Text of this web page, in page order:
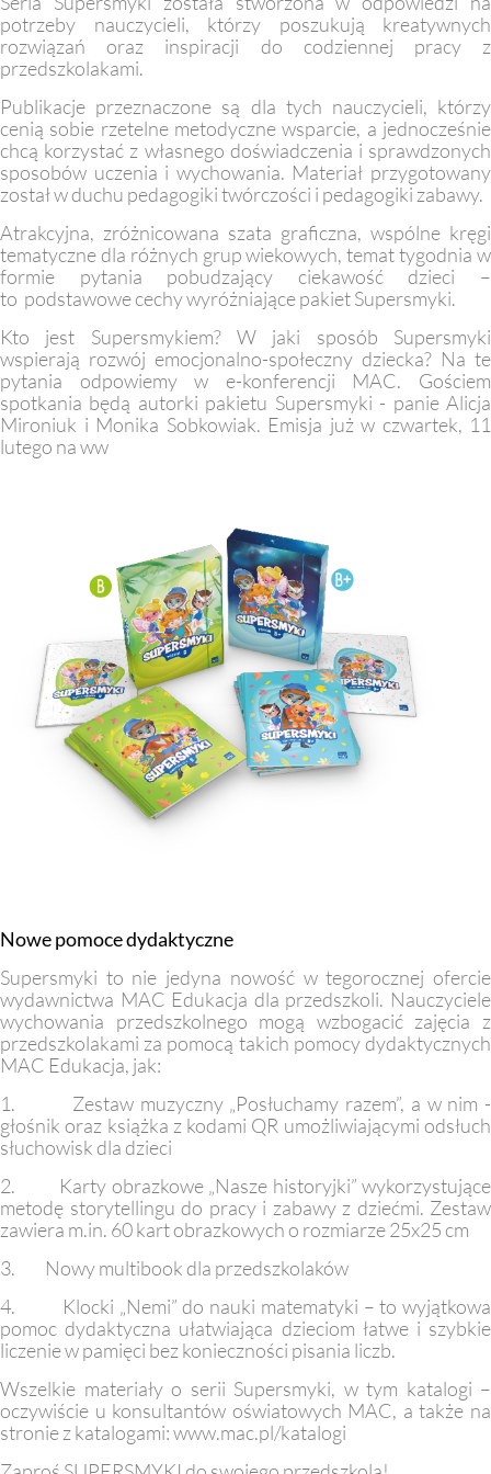
potrzeby nauczycieli, którzy poszukują kreatywnych
rozwiązań oraz inspiracji do codziennej pracy z
przedszkolakami.
Publikacje przeznaczone są dla tych nauczycieli, którzy
cenią sobie rzetelne metodyczne wsparcie, a jednocześnie
chcą korzystać z własnego doświadczenia i sprawdzonych
sposobów uczenia i wychowania. Materiał przygotowany
został w duchu pedagogiki twórczości i pedagogiki zabawy.
Atrakcyjna, zróżnicowana szata graficzna, wspólne kręgi
tematyczne dla różnych grup wiekowych, temat tygodnia w
formie pytania pobudzający ciekawość dzieci –
to podstawowe cechy wyróżniające pakiet Supersmyki.
Kto jest Supersmykiem? W jaki sposób Supersmyki
wspierają rozwój emocjonalno-społeczny dziecka? Na te
pytania odpowiemy w e-konferencji MAC. Gościem
spotkania będą autorki pakietu Supersmyki - panie Alicja
Mironiuk i Monika Sobkowiak. Emisja już w czwartek, 11
lutego na ww
Nowe pomoce dydaktyczne
Supersmyki to nie jedyna nowość w tegorocznej ofercie
wydawnictwa MAC Edukacja dla przedszkoli. Nauczyciele
wychowania przedszkolnego mogą wzbogacić zajęcia z
przedszkolakami za pomocą takich pomocy dydaktycznych
MAC Edukacja, jak:
1. Zestaw muzyczny „Posłuchamy razem”, a w nim -
głośnik oraz książka z kodami QR umożliwiającymi odsłuch
słuchowisk dla dzieci
2. Karty obrazkowe „Nasze historyjki” wykorzystujące
metodę storytellingu do pracy i zabawy z dziećmi. Zestaw
zawiera m.in. 60 kart obrazkowych o rozmiarze 25x25 cm
3. Nowy multibook dla przedszkolaków
4. Klocki „Nemi” do nauki matematyki – to wyjątkowa
pomoc dydaktyczna ułatwiająca dzieciom łatwe i szybkie
liczenie w pamięci bez konieczności pisania liczb.
Wszelkie materiały o serii Supersmyki, w tym katalogi –
oczywiście u konsultantów oświatowych MAC, a także na
stronie z katalogami: www.mac.pl/katalogi